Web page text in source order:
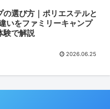
の選び方｜ポリエステルと
いをファミリーキャンプ
験で解説
2026.06.25